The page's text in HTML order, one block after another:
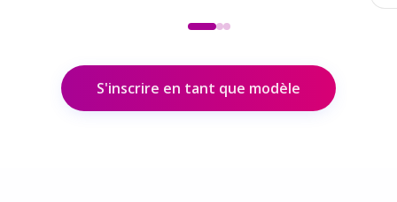
S'inscrire en tant que modèle